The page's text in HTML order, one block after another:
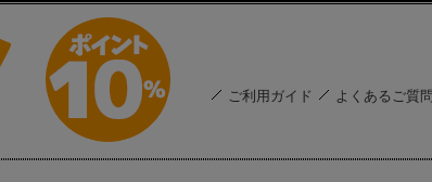
ご利用ガイド よくあるご質問